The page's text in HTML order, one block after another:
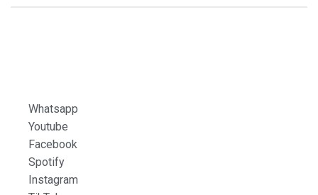
Whatsapp
Youtube
Facebook
Spotify
Instagram